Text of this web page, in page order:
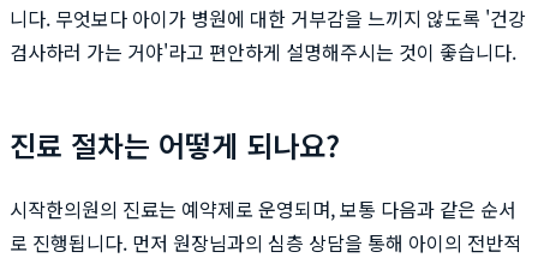
니다. 무엇보다 아이가 병원에 대한 거부감을 느끼지 않도록 '건강
검사하러 가는 거야'라고 편안하게 설명해주시는 것이 좋습니다.
진료 절차는 어떻게 되나요?
시작한의원의 진료는 예약제로 운영되며, 보통 다음과 같은 순서
로 진행됩니다. 먼저 원장님과의 심층 상담을 통해 아이의 전반적